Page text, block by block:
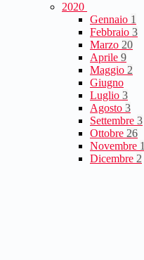
2020
Gennaio 1
Febbraio 3
Marzo 20
Aprile 9
Maggio 2
Giugno
Luglio 3
Agosto 3
Settembre 3
Ottobre 26
Novembre 1
Dicembre 2